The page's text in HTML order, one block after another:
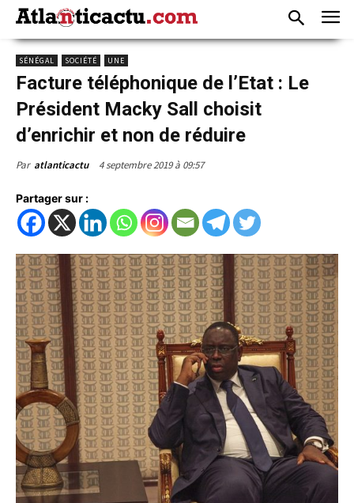
SÉNÉGAL SOCIÉTÉ UNE
Facture téléphonique de l’Etat : Le
Président Macky Sall choisit
d’enrichir et non de réduire
Par atlanticactu 4 septembre 2019 à 09:57
Partager sur :